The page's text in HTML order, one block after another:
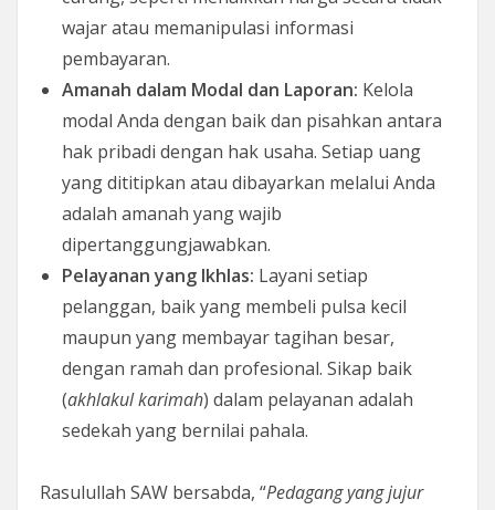
wajar atau memanipulasi informasi
pembayaran.
Amanah dalam Modal dan Laporan: Kelola
modal Anda dengan baik dan pisahkan antara
hak pribadi dengan hak usaha. Setiap uang
yang dititipkan atau dibayarkan melalui Anda
adalah amanah yang wajib
dipertanggungjawabkan.
Pelayanan yang Ikhlas: Layani setiap
pelanggan, baik yang membeli pulsa kecil
maupun yang membayar tagihan besar,
dengan ramah dan profesional. Sikap baik
(akhlakul karimah) dalam pelayanan adalah
sedekah yang bernilai pahala.
Rasulullah SAW bersabda, “Pedagang yang jujur